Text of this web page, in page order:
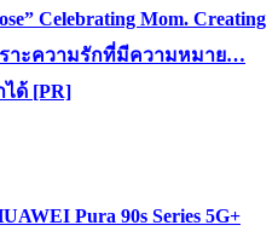
Celebrating Mom. Creating
ราะความรักที่มีความหมาย…
ด้ [PR]
Pura 90s Series 5G+